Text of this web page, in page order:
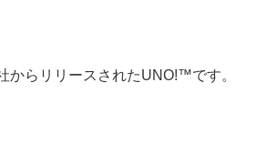
からリリースされたUNO!™です。